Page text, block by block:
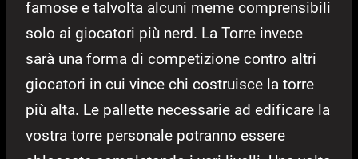
famose e talvolta alcuni meme comprensibili
solo ai giocatori più nerd. La Torre invece
sarà una forma di competizione contro altri
giocatori in cui vince chi costruisce la torre
più alta. Le pallette necessarie ad edificare la
vostra torre personale potranno essere